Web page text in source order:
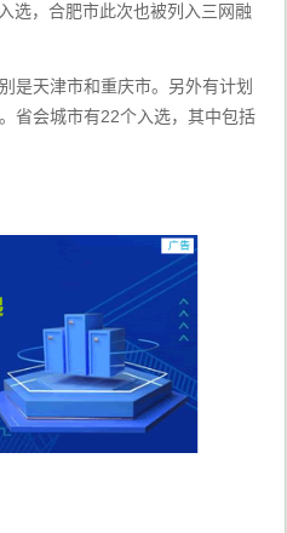
选，合肥市此次也被列入三网融
是天津市和重庆市。另外有计划
省会城市有22个入选，其中包括